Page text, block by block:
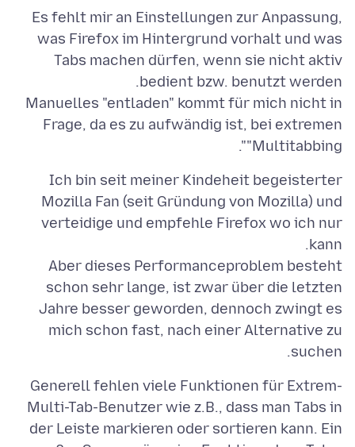
Es fehlt mir an Einstellungen zur Anpassung,
was Firefox im Hintergrund vorhalt und was
Tabs machen dürfen, wenn sie nicht aktiv
Manuelles "entladen" kommt für mich nicht in
Frage, da es zu aufwändig ist, bei extremen
"Multitabbing".
Ich bin seit meiner Kindeheit begeisterter
Mozilla Fan (seit Gründung von Mozilla) und
verteidige und empfehle Firefox wo ich nur
Aber dieses Performanceproblem besteht
schon sehr lange, ist zwar über die letzten
Jahre besser geworden, dennoch zwingt es
mich schon fast, nach einer Alternative zu
suchen.
Generell fehlen viele Funktionen für Extrem-
Multi-Tab-Benutzer wie z.B., dass man Tabs in
der Leiste markieren oder sortieren kann. Ein